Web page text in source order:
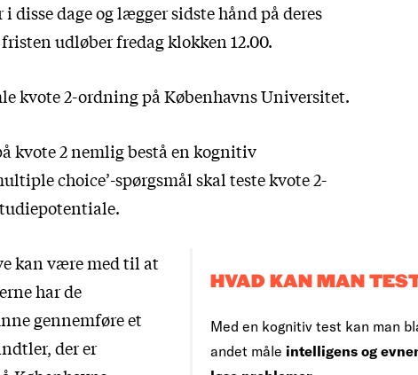
disse dage og lægger sidste hånd på deres
udløber fredag klokken 12.00.
kvote 2-ordning på Københavns Universitet.
kvote 2 nemlig bestå en kognitiv
choice’-spørgsmål skal teste kvote 2-
HVAD KAN MAN
Med en kognitiv test kan man
andet måle intelligens og
kan være med til at
har de
gennemføre et
der er